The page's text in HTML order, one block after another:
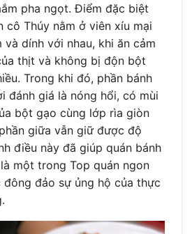
pha ngọt. Điểm đặc biệt
cô Thúy nằm ở viên xíu mại
dính với nhau, khi ăn cảm
thịt và không bị độn bột
Trong khi đó, phần bánh
đánh giá là nóng hổi, có mùi
bột gạo cùng lớp rìa giòn
giữa vẫn giữ được độ
điều này đã giúp quán bánh
một trong Top quán ngon
đảo sự ủng hộ của thực